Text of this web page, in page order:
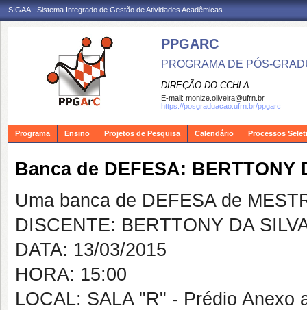
SIGAA - Sistema Integrado de Gestão de Atividades Acadêmicas
PPGARC
PROGRAMA DE PÓS-
DIREÇÃO DO CCHLA
E-mail: monize.oliveira@ufrn.br
https://posgraduacao.ufrn.br/ppgarc
Programa Ensino Projetos de Pesquisa Calendário Processos
Banca de DEFESA: BERTTONY
Uma banca de DEFESA de
DISCENTE: BERTTONY DA
DATA: 13/03/2015
HORA: 15:00
LOCAL: SALA "R" - Prédio Anexo